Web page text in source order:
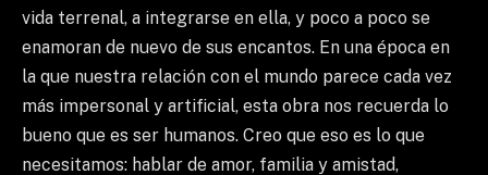
vida terrenal, a integrarse en ella, y poco a poco se
enamoran de nuevo de sus encantos. En una época en
la que nuestra relación con el mundo parece cada vez
más impersonal y artificial, esta obra nos recuerda lo
bueno que es ser humanos. Creo que eso es lo que
necesitamos: hablar de amor, familia y amistad,